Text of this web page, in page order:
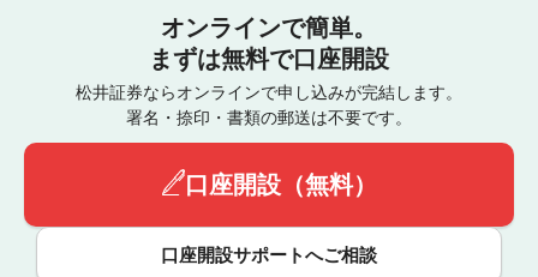
オンラインで簡単。
まずは無料で口座開設
松井証券ならオンラインで申し込みが完結します。
署名・捺印・書類の郵送は不要です。
口座開設（無料）
口座開設サポートへご相談